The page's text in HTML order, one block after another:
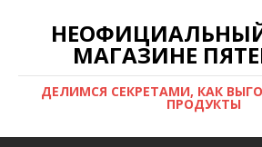
МАГАЗИНЕ
ДЕЛИМСЯ СЕКРЕТАМИ, КАК
ПРОДУКТЫ